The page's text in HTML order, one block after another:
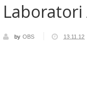
Laboratori
by OBS 13.11.12